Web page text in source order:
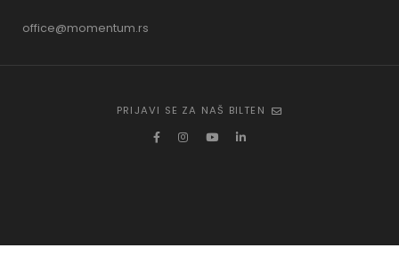
office@momentum.rs
PRIJAVI SE ZA NAŠ BILTEN